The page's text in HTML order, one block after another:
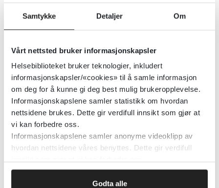
Samtykke Detaljer Om
Vårt nettsted bruker informasjonskapsler
Helsebiblioteket bruker teknologier, inkludert
informasjonskapsler/«cookies» til å samle informasjon
om deg for å kunne gi deg best mulig brukeropplevelse.
Informasjonskapslene samler statistikk om hvordan
nettsidene brukes. Dette gir verdifull innsikt som gjør at
vi kan forbedre oss.
Informasjonskapslene samler anonyme videoklipp av
hvordan nettsidene våres benyttes. Dette gir verdifull
Godta alle
Sår - Digital oppfølging av
pasienter med kroniske sår
Folkehelseinstituttet (FHI) 2023
Detaljer
Sårbehandling på brystknoppene